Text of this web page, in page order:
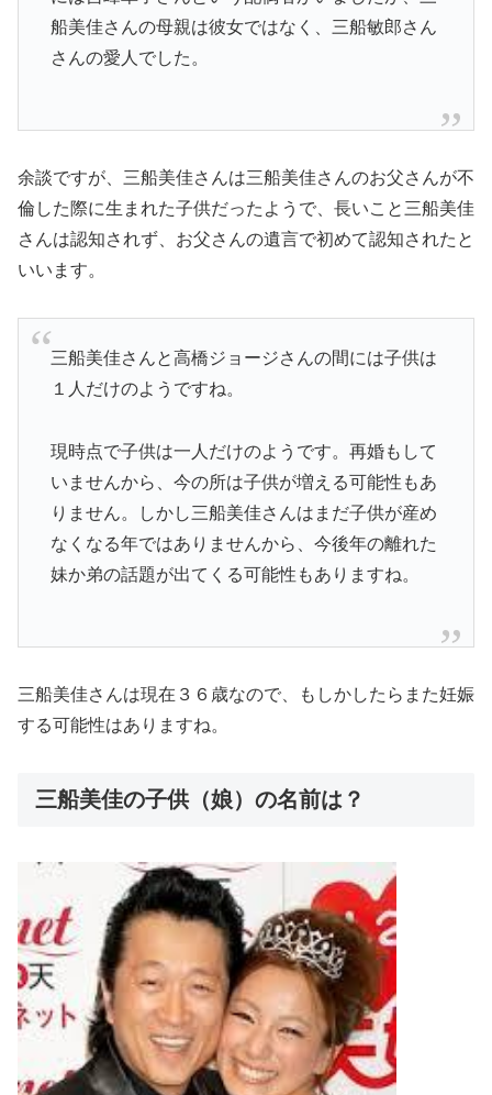
船美佳さんの母親は彼女ではなく、三船敏郎さん
さんの愛人 でした。
余談ですが、三船美佳さんは三船美佳さんのお父さんが不
倫した際に生まれた子供だったようで、長いこと三船美佳
さんは認知されず、お父さんの遺言で初めて認知されたと
いいます。
三船美佳さんと高橋ジョージさんの間には子供は
１人だけのようですね。
現時点で子供は一人だけのようです。再婚もして
いませんから、今の所は子供が増える可能性もあ
りません。しかし三船美佳さんはまだ子供が産め
なくなる年ではありませんから、今後年の離れた
妹か弟の話題が出てくる可能性もありますね。
三船美佳さんは現在３６歳なので、もしかしたら また妊娠
する可能性はありますね。
三船美佳の子供（娘）の名前は？